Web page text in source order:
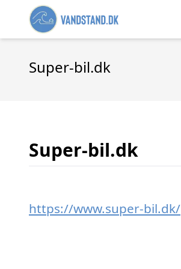
Super-bil.dk
Super-bil.dk
https://www.super-bil.dk/